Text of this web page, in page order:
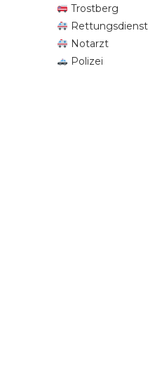
Trostberg
Rettungsdienst
Notarzt
Polizei